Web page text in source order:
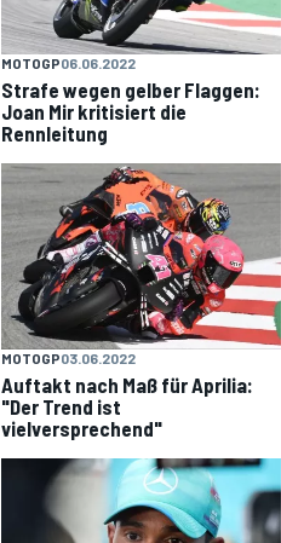
MOTOGP06.06.2022
Strafe wegen gelber Flaggen:
Joan Mir kritisiert die
Rennleitung
MOTOGP03.06.2022
Auftakt nach Maß für Aprilia:
"Der Trend ist
vielversprechend"